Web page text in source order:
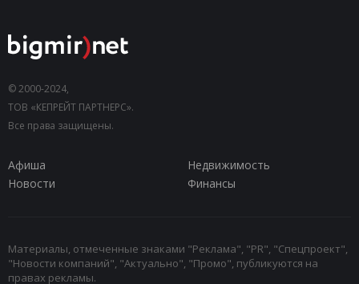
© 2000-2024,
ТОВ «КЕПРЕЙТ ПАРТНЕРС».
Все права защищены.
Афиша
Недвижимость
Новости
Финансы
Материалы, отмеченные знаками "Реклама", "PR", "Спецпроект",
"Новости компаний", "Актуально", "Промо", публикуются на
правах рекламы.